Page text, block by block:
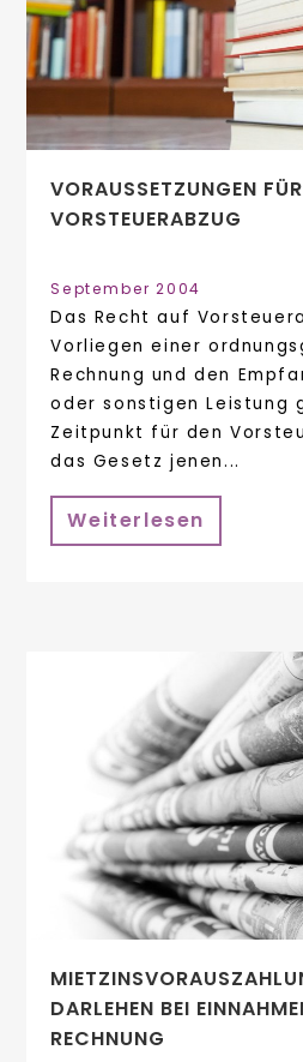
VORAUSSETZUNGEN
VORSTEUERABZUG
September 2004
Das Recht auf
Vorliegen einer
Rechnung und den
oder sonstigen Leistung
Zeitpunkt für den
das Gesetz jenen...
Weiterlesen
DARLEHEN BEI
RECHNUNG